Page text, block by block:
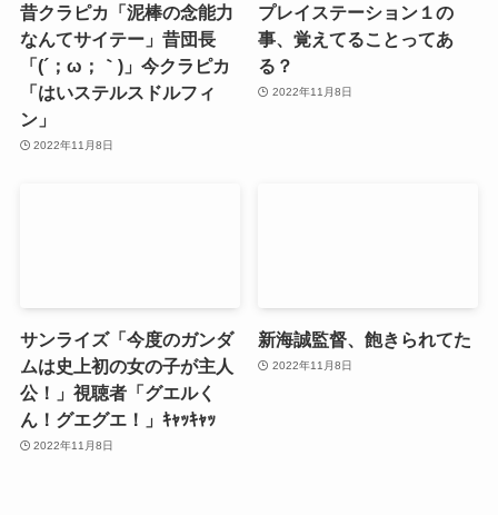
昔クラピカ「泥棒の念能力
なんてサイテー」昔団長
「(´；ω；｀)」今クラピカ
「はいステルスドルフィ
ン」
2022年11月8日
プレイステーション１の
事、覚えてることってあ
る？
2022年11月8日
サンライズ「今度のガンダ
ムは史上初の女の子が主人
公！」視聴者「グエルく
ん！グエグエ！」ｷｬｯｷｬｯ
2022年11月8日
新海誠監督、飽きられてた
2022年11月8日